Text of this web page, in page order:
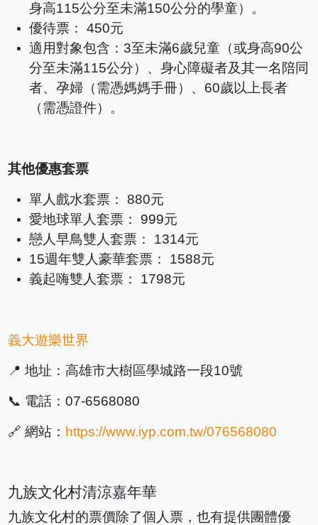
身高115公分至未滿150公分的學童）。
優待票： 450元
適用對象包含：3至未滿6歲兒童（或身高90公
分至未滿115公分）、身心障礙者及其一名陪同
者、孕婦（需憑媽媽手冊）、60歲以上長者
（需憑證件）。
其他優惠套票
單人戲水套票： 880元
愛地球單人套票： 999元
戀人早鳥雙人套票： 1314元
15週年雙人豪華套票： 1588元
義起嗨雙人套票： 1798元
義大遊樂世界
📍 地址：高雄市大樹區學城路一段10號
📞 電話：07-6568080
🔗 網站： https://www.iyp.com.tw/076568080
九族文化村清涼嘉年華
九族文化村的票價除了個人票，也有提供團體優